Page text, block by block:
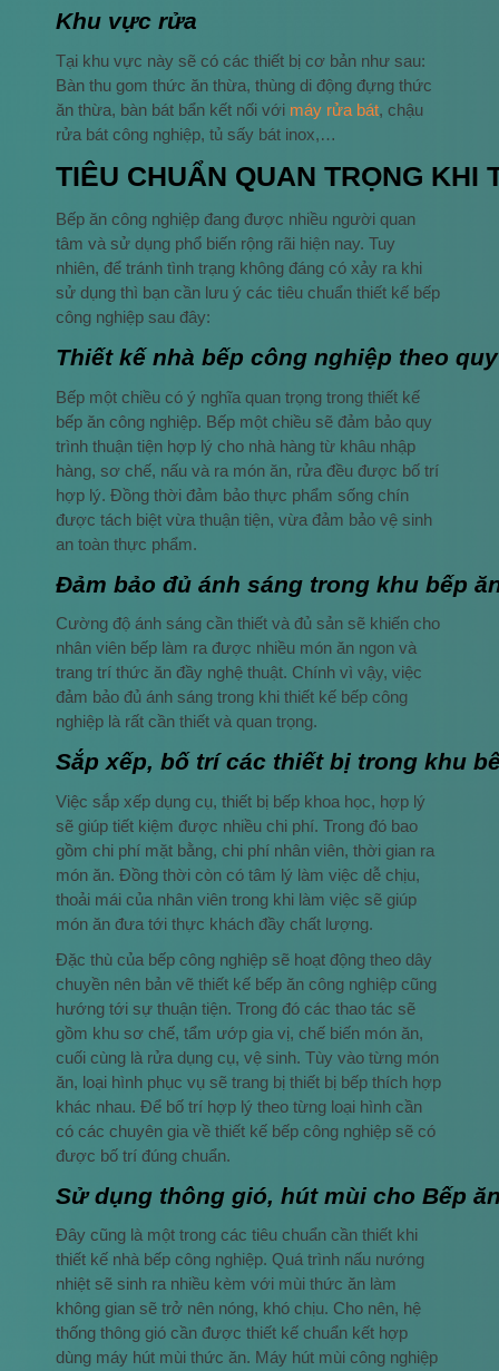
Khu vực rửa
Tại khu vực này sẽ có các thiết bị cơ bản như sau:
Bàn thu gom thức ăn thừa, thùng di động đựng thức
ăn thừa, bàn bát bẩn kết nối với máy rửa bát, chậu
rửa bát công nghiệp, tủ sấy bát inox,…
TIÊU CHUẨN QUAN TRỌNG KHI
Bếp ăn công nghiệp đang được nhiều người quan
tâm và sử dụng phổ biến rộng rãi hiện nay. Tuy
nhiên, để tránh tình trạng không đáng có xảy ra khi
sử dụng thì bạn cần lưu ý các tiêu chuẩn thiết kế bếp
công nghiệp sau đây:
Thiết kế nhà bếp công nghiệp theo
Bếp một chiều có ý nghĩa quan trọng trong thiết kế
bếp ăn công nghiệp. Bếp một chiều sẽ đảm bảo quy
trình thuận tiện hợp lý cho nhà hàng từ khâu nhập
hàng, sơ chế, nấu và ra món ăn, rửa đều được bố trí
hợp lý. Đồng thời đảm bảo thực phẩm sống chín
được tách biệt vừa thuận tiện, vừa đảm bảo vệ sinh
an toàn thực phẩm.
Đảm bảo đủ ánh sáng trong khu bếp
Cường độ ánh sáng cần thiết và đủ sản sẽ khiến cho
nhân viên bếp làm ra được nhiều món ăn ngon và
trang trí thức ăn đầy nghệ thuật. Chính vì vậy, việc
đảm bảo đủ ánh sáng trong khi thiết kế bếp công
nghiệp là rất cần thiết và quan trọng.
Sắp xếp, bố trí các thiết bị trong khu
Việc sắp xếp dụng cụ, thiết bị bếp khoa học, hợp lý
sẽ giúp tiết kiệm được nhiều chi phí. Trong đó bao
gồm chi phí mặt bằng, chi phí nhân viên, thời gian ra
món ăn. Đồng thời còn có tâm lý làm việc dễ chịu,
thoải mái của nhân viên trong khi làm việc sẽ giúp
món ăn đưa tới thực khách đầy chất lượng.
Đặc thù của bếp công nghiệp sẽ hoạt động theo dây
chuyền nên bản vẽ thiết kế bếp ăn công nghiệp cũng
hướng tới sự thuận tiện. Trong đó các thao tác sẽ
gồm khu sơ chế, tẩm ướp gia vị, chế biến món ăn,
cuối cùng là rửa dụng cụ, vệ sinh. Tùy vào từng món
ăn, loại hình phục vụ sẽ trang bị thiết bị bếp thích hợp
khác nhau. Để bố trí hợp lý theo từng loại hình cần
có các chuyên gia về thiết kế bếp công nghiệp sẽ có
được bố trí đúng chuẩn.
Sử dụng thông gió, hút mùi cho Bếp
Đây cũng là một trong các tiêu chuẩn cần thiết khi
thiết kế nhà bếp công nghiệp. Quá trình nấu nướng
nhiệt sẽ sinh ra nhiều kèm với mùi thức ăn làm
không gian sẽ trở nên nóng, khó chịu. Cho nên, hệ
thống thông gió cần được thiết kế chuẩn kết hợp
dùng máy hút mùi thức ăn. Máy hút mùi công nghiệp